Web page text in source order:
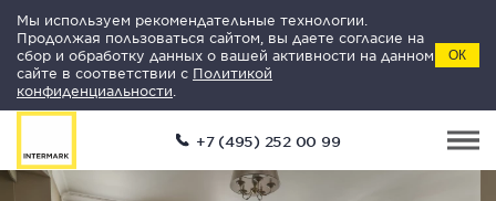
Мы используем рекомендательные технологии.
Продолжая пользоваться сайтом, вы даете согласие на
сбор и обработку данных о вашей активности на данном
сайте в соответствии с Политикой
конфиденциальности
ОК
+7 (495) 252 00 99